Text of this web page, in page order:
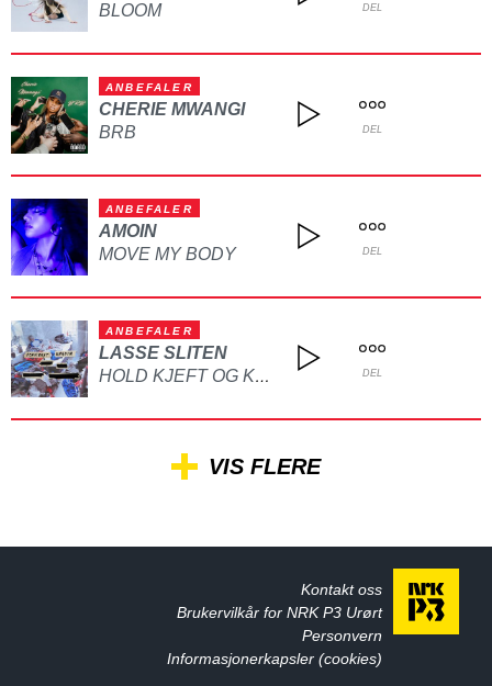
BLOOM
DEL
ANBEFALER
CHERIE MWANGI
BRB
DEL
ANBEFALER
AMOIN
MOVE MY BODY
DEL
ANBEFALER
LASSE SLITEN
HOLD KJEFT OG KYSS MEG DEL
VIS FLERE
Kontakt oss
Brukervilkår for NRK P3 Urørt
Personvern
Informasjonerkapsler (cookies)